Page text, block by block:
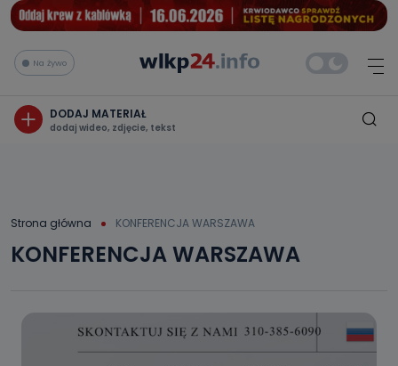
Na żywo
DODAJ MATERIAŁ
dodaj wideo, zdjęcie, tekst
Strona główna KONFERENCJA WARSZAWA
KONFERENCJA WARSZAWA